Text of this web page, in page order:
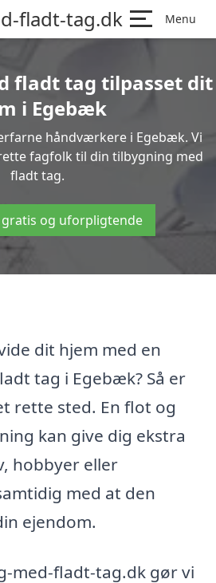
fladt-tag.dk Menu
fladt tag tilpasset dit
i Egebæk
håndværkere i Egebæk. Vi
fagfolk til din tilbygning med
fladt tag.
gratis og uforpligtende
dit hjem med en
tag i Egebæk? Så er
rette sted. En flot og
kan give dig ekstra
hobbyer eller
med at den
ejendom.
med-fladt-tag.dk gør vi